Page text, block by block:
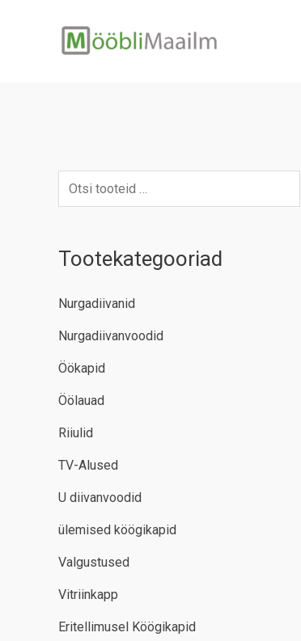
Tootekategooriad
Nurgadiivanid
Nurgadiivanvoodid
Öökapid
Öölauad
Riiulid
TV-Alused
U diivanvoodid
ülemised köögikapid
Valgustused
Vitriinkapp
Eritellimusel Köögikapid